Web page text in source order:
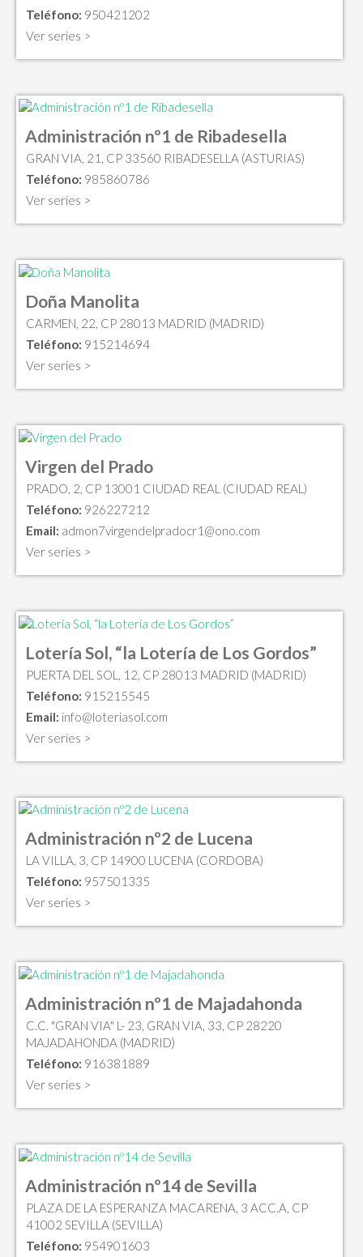
Teléfono: 950421202
Ver series >
Administración nº1 de Ribadesella
GRAN VIA, 21, CP 33560 RIBADESELLA (ASTURIAS)
Teléfono: 985860786
Ver series >
Doña Manolita
CARMEN, 22, CP 28013 MADRID (MADRID)
Teléfono: 915214694
Ver series >
Virgen del Prado
PRADO, 2, CP 13001 CIUDAD REAL (CIUDAD REAL)
Teléfono: 926227212
Email: admon7virgendelpradocr1@ono.com
Ver series >
Lotería Sol, “la Lotería de Los Gordos”
PUERTA DEL SOL, 12, CP 28013 MADRID (MADRID)
Teléfono: 915215545
Email: info@loteriasol.com
Ver series >
Administración nº2 de Lucena
LA VILLA, 3, CP 14900 LUCENA (CORDOBA)
Teléfono: 957501335
Ver series >
Administración nº1 de Majadahonda
C.C. "GRAN VIA" L- 23, GRAN VIA, 33, CP 28220
MAJADAHONDA (MADRID)
Teléfono: 916381889
Ver series >
Administración nº14 de Sevilla
PLAZA DE LA ESPERANZA MACARENA, 3 ACC.A, CP
41002 SEVILLA (SEVILLA)
Teléfono: 954901603